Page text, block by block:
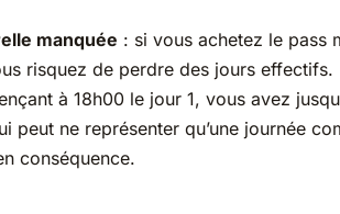
manquée : si vous achetez le pass
risquez de perdre des jours effectifs.
à 18h00 le jour 1, vous avez
peut ne représenter qu’une journée
conséquence.